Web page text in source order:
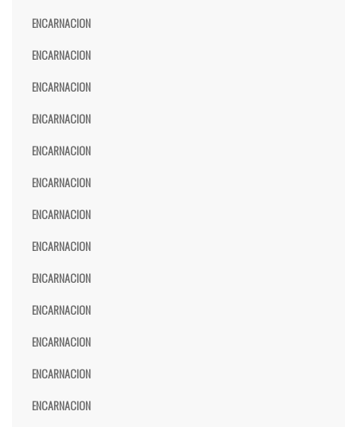
ENCARNACION
ENCARNACION
ENCARNACION
ENCARNACION
ENCARNACION
ENCARNACION
ENCARNACION
ENCARNACION
ENCARNACION
ENCARNACION
ENCARNACION
ENCARNACION
ENCARNACION